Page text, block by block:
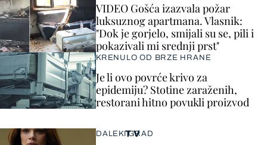
VIDEO Gošća izazvala požar
luksuznog apartmana. Vlasnik:
"Dok je gorjelo, smijali su se, pili i
pokazivali mi srednji prst"
KRENULO OD BRZE HRANE
Je li ovo povrće krivo za
epidemiju? Stotine zaraženih,
restorani hitno povukli proizvod
TV
DALEKI GRAD